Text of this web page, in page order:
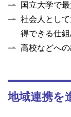
国立大学で
社会人とし
得できる仕組
高校などへ
地域連携を